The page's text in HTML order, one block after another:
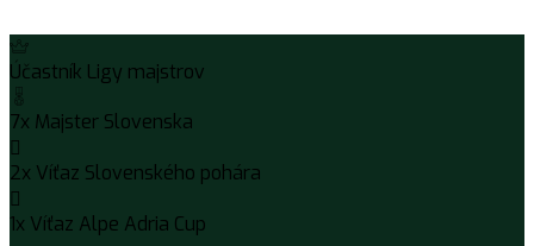
Účastník Ligy majstrov
7x Majster Slovenska
2x Víťaz Slovenského pohára
1x Víťaz Alpe Adria Cup